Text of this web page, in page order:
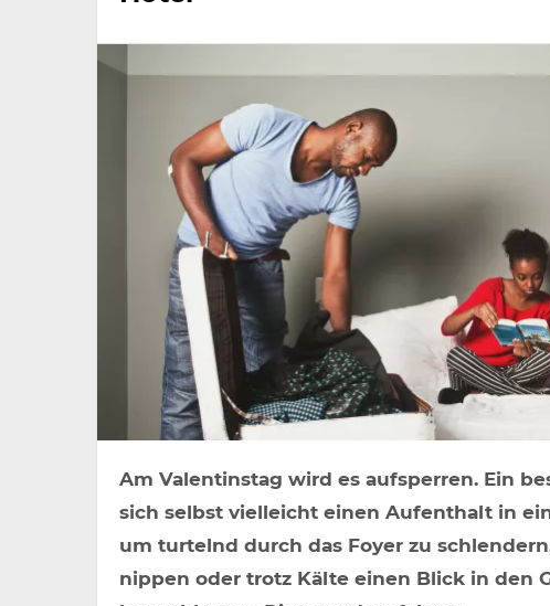
Am Valentinstag wird es aufsperren. Ein
sich selbst vielleicht einen Aufenthalt in
um turtelnd durch das Foyer zu
nippen oder trotz Kälte einen Blick in den